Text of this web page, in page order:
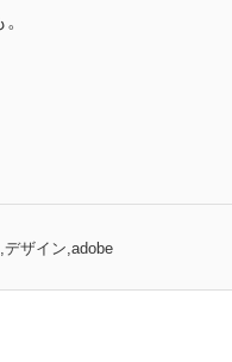
ザイン,adobe